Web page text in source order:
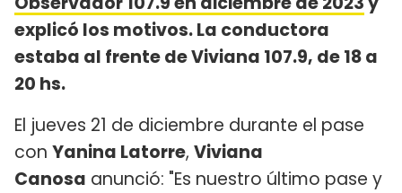
explicó los motivos. La conductora
estaba al frente de Viviana 107.9, de 18 a
20 hs.
El jueves 21 de diciembre durante el pase
con Yanina Latorre, Viviana
Canosa anunció: "Es nuestro último pase y